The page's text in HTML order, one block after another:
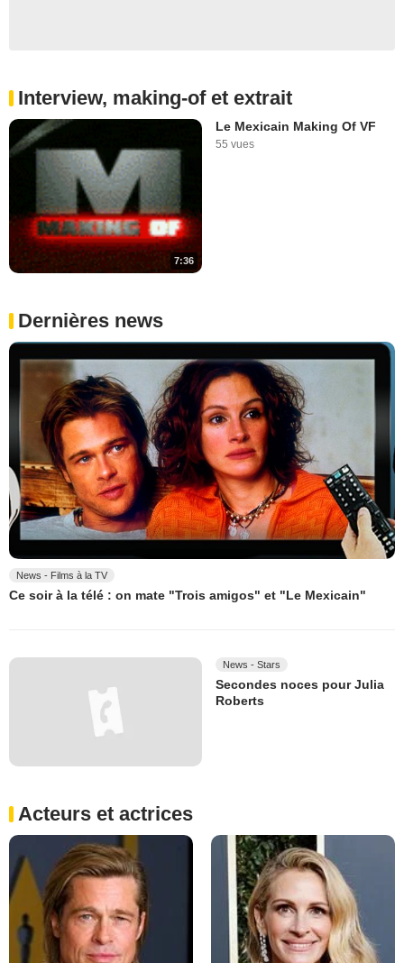
Interview, making-of et extrait
7:36
Le Mexicain Making Of VF
55 vues
Dernières news
News - Films à la TV
Ce soir à la télé : on mate "Trois amigos" et "Le Mexicain"
News - Stars
Secondes noces pour Julia
Roberts
Acteurs et actrices